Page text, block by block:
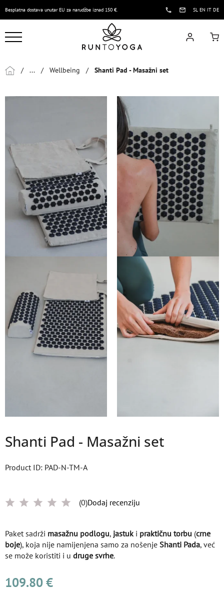
Besplatna dostava unutar EU za narudžbe iznad 150 €. SL EN IT DE
/ ... / Wellbeing / Shanti Pad - Masažni set
Shanti Pad - Masažni set
Product ID: PAD-N-TM-A
(0)Dodaj recenziju
Paket sadrži masažnu podlogu, jastuki praktičnu torbu (crne
boje), koja nije namijenjena samo za nošenje Shanti Pada, već
se može koristiti i u druge svrhe.
109.80 €